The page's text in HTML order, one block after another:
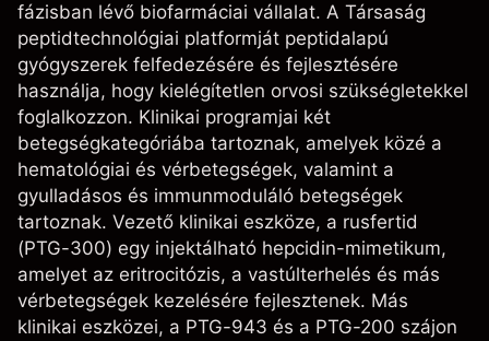
fázisban lévő biofarmáciai vállalat. A Társaság
peptidtechnológiai platformját peptidalapú
gyógyszerek felfedezésére és fejlesztésére
használja, hogy kielégítetlen orvosi szükségletekkel
foglalkozzon. Klinikai programjai két
betegségkategóriába tartoznak, amelyek közé a
hematológiai és vérbetegségek, valamint a
gyulladásos és immunmoduláló betegségek
tartoznak. Vezető klinikai eszköze, a rusfertid
(PTG-300) egy injektálható hepcidin-mimetikum,
amelyet az eritrocitózis, a vastúlterhelés és más
vérbetegségek kezelésére fejlesztenek. Más
klinikai eszközei, a PTG-943 és a PTG-200 szájon